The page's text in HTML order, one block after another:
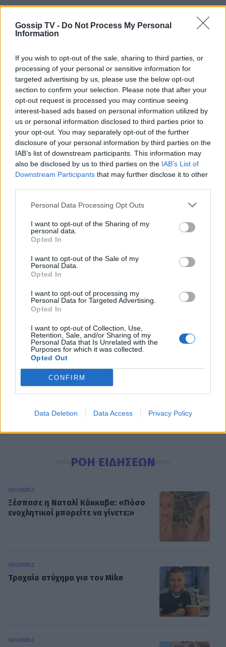
Gossip TV - Do Not Process My Personal
Information
If you wish to opt-out of the sale, sharing to third parties, or
processing of your personal or sensitive information for
targeted advertising by us, please use the below opt-out
section to confirm your selection. Please note that after your
opt-out request is processed you may continue seeing
interest-based ads based on personal information utilized by
us or personal information disclosed to third parties prior to
your opt-out. You may separately opt-out of the further
disclosure of your personal information by third parties on the
IAB’s list of downstream participants. This information may
also be disclosed by us to third parties on the IAB’s List of
Downstream Participants that may further disclose it to other
Personal Data Processing Opt Outs
I want to opt-out of the Sharing of my
personal data.
Opted In
I want to opt-out of the Sale of my
Personal Data.
Opted In
I want to opt-out of processing my
Personal Data for Targeted Advertising.
Opted In
I want to opt-out of Collection, Use,
Retention, Sale, and/or Sharing of my
Personal Data that Is Unrelated with the
Purposes for which it was collected.
Opted Out
CONFIRM
Data Deletion Data Access Privacy Policy
video clip Λάουρα Νάργιες
ΡΟΗ ΕΙΔΗΣΕΩΝ
SHOWBIZ
Ξέσπασε η Ναταλί Κάκκαβα: «Πόσο
ενοχλητικοί μπορείτε να γίνετε;»
SHOWBIZ
Τροχαίο ατύχημα για τον Mike
SHOWBIZ